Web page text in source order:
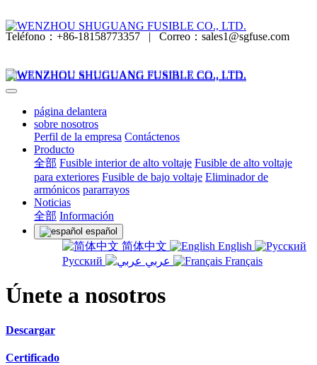
Teléfono：+86-18158773357 | Correo：sales1@sgfuse.com
página delantera
sobre nosotros
Perfil de la empresa Contáctenos
Producto
全部 Fusible interior de alto voltaje Fusible de alto voltaje
para exteriores Fusible de bajo voltaje Eliminador de
armónicos pararrayos
Noticias
全部 Información
español
简体中文
English
Русский
Français
Únete a nosotros
Descargar
Certificado